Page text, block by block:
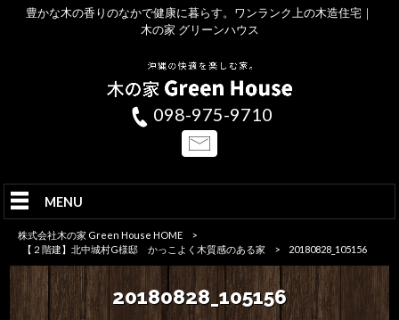
豊かな木の香りのなかで健康に暮らす。ワンランク上の木造住宅｜
木の家 グリーンハウス
098-975-9710
MENU
株式会社木の家 Green House HOME
>
【２階建】北中城村G様邸 かっこよく木質感のある家
> 20180828_105156
20180828_105156